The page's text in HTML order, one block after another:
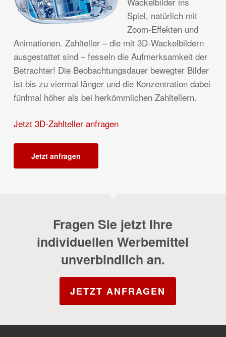
Spiel, natürlich mit
Zoom-Effekten und
Animationen. Zahlteller – die mit 3D-Wackelbildern
ausgestattet sind – fesseln die Aufmerksamkeit der
Betrachter! Die Beobachtungsdauer bewegter Bilder
ist bis zu viermal länger und die Konzentration dabei
fünfmal höher als bei herkömmlichen Zahltellern.
Jetzt 3D-Zahlteller anfragen
Jetzt anfragen
Fragen Sie jetzt Ihre
individuellen Werbemittel
unverbindlich an.
JETZT ANFRAGEN